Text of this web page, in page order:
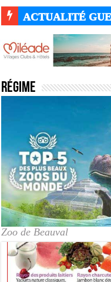
ACTUALITÉ
Régime
Zoo de Beauval